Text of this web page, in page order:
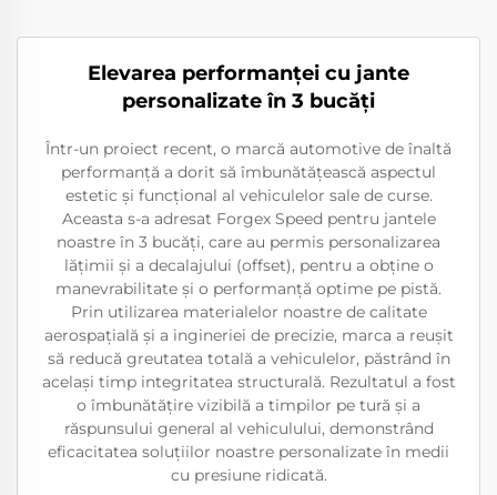
Elevarea performanței cu jante
personalizate în 3 bucăți
Într-un proiect recent, o marcă automotive de înaltă
performanță a dorit să îmbunătățească aspectul
estetic și funcțional al vehiculelor sale de curse.
Aceasta s-a adresat Forgex Speed pentru jantele
noastre în 3 bucăți, care au permis personalizarea
lățimii și a decalajului (offset), pentru a obține o
manevrabilitate și o performanță optime pe pistă.
Prin utilizarea materialelor noastre de calitate
aerospațială și a ingineriei de precizie, marca a reușit
să reducă greutatea totală a vehiculelor, păstrând în
același timp integritatea structurală. Rezultatul a fost
o îmbunătățire vizibilă a timpilor pe tură și a
răspunsului general al vehiculului, demonstrând
eficacitatea soluțiilor noastre personalizate în medii
cu presiune ridicată.